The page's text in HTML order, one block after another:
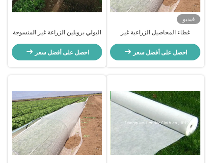
فيديو
غطاء المحاصيل الزراعية غير
مادة البولي بروبيلين
احصل على أفضل سعر
البولي بروبلين الزراعة غير المنسوجة
احصل على أفضل سعر